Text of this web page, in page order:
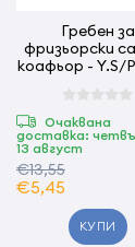
Гребен за
фризьорски
коафьор - Y.S/
Очаквана
доставка:
13 август
€13,55
€5,45
КУПИ